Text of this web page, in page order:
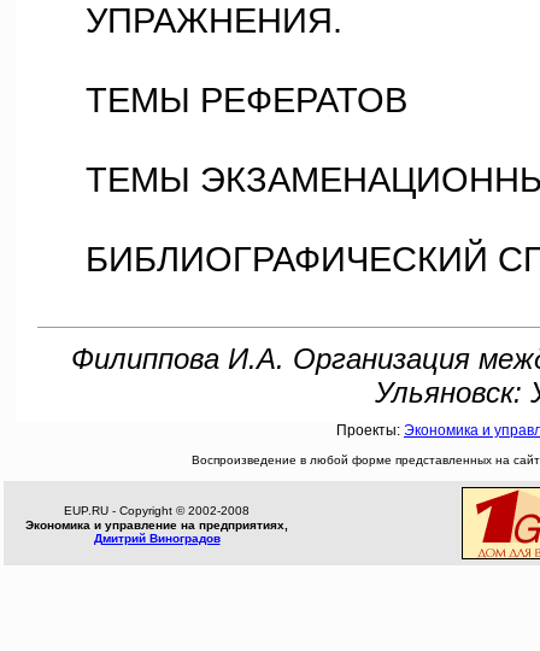
УПРАЖНЕНИЯ.
ТЕМЫ РЕФЕРАТОВ
ТЕМЫ
БИБЛИОГРАФИЧЕСКИЙ
Филиппова И.А. Организация
Ульяновск:
Проекты: Экономика и
Воспроизведение в любой форме представленных на
EUP.RU - Copyright © 2002-2008
Экономика и управление на предприятиях,
Дмитрий Виноградов